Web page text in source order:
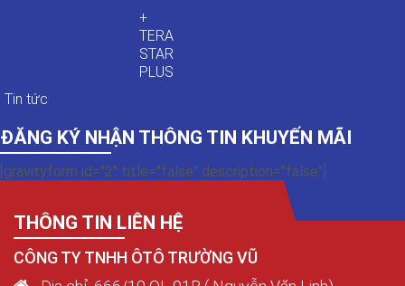
+
TERA
STAR
PLUS
Tin tức
ĐĂNG KÝ NHẬN THÔNG TIN KHUYẾN MÃI
[gravityform id="2" title="false" description="false"]
THÔNG TIN LIÊN HỆ
CÔNG TY TNHH ÔTÔ TRƯỜNG VŨ